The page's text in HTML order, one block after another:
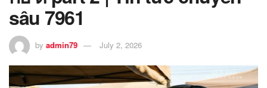
sâu 7961
by admin79 July 2, 2026